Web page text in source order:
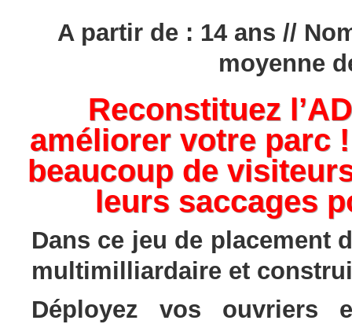
A partir de : 14 ans //
moyenne
Reconstituez
améliorer votre parc
beaucoup de
leurs saccages
Dans ce jeu de placement
multimilliardaire et
Déployez vos ouvriers